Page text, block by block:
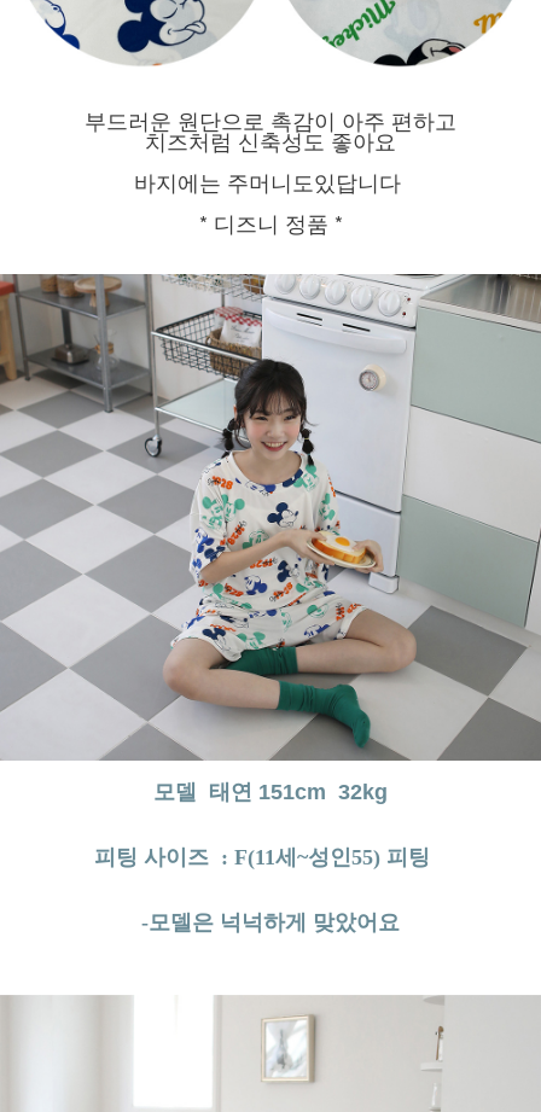
부드러운 원단으로 촉감이 아주 편하고
치즈처럼 신축성도 좋아요
바지에는 주머니도있답니다
* 디즈니 정품 *
모델 태연 151cm 32kg
피팅 사이즈 : F(11세~성인55) 피팅
-모델은 넉넉하게 맞았어요